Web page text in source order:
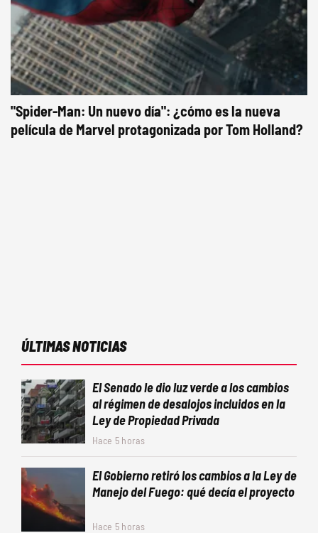
"Spider-Man: Un nuevo día": ¿cómo es la nueva
película de Marvel protagonizada por Tom Holland?
ÚLTIMAS NOTICIAS
El Senado le dio luz verde a los cambios
al régimen de desalojos incluidos en la
Ley de Propiedad Privada
Hace 5 horas
El Gobierno retiró los cambios a la Ley de
Manejo del Fuego: qué decía el proyecto
Hace 5 horas